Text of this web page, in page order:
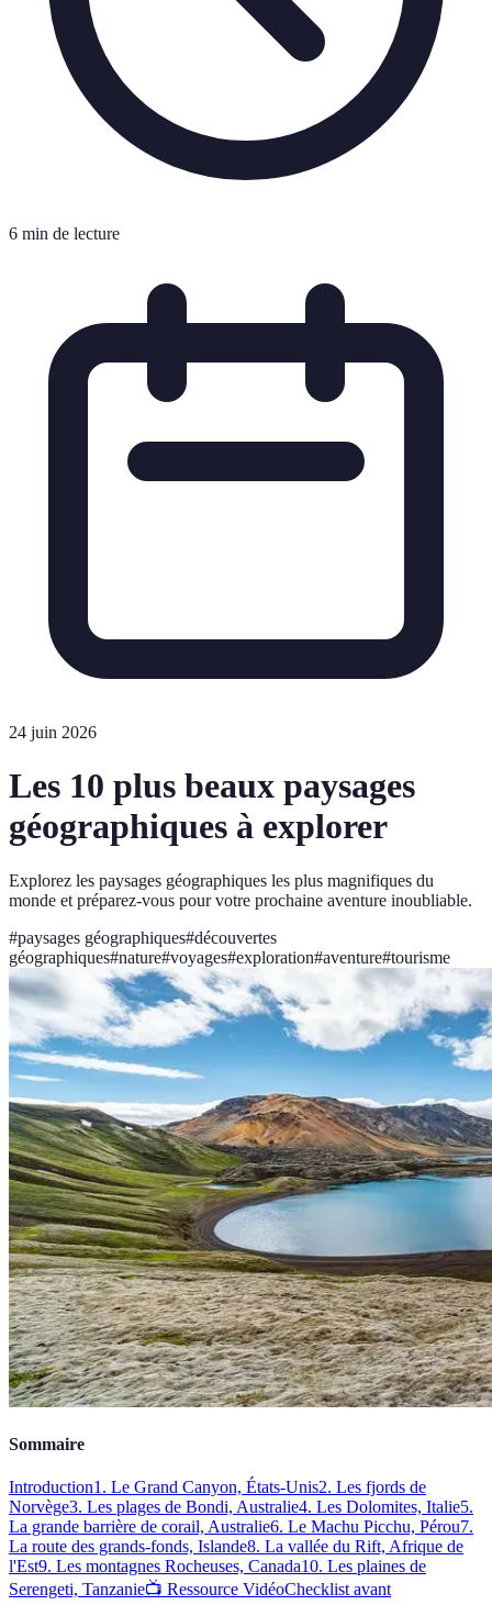
6 min de lecture
24 juin 2026
Les 10 plus beaux paysages
géographiques à explorer
Explorez les paysages géographiques les plus magnifiques du
monde et préparez-vous pour votre prochaine aventure inoubliable.
#paysages géographiques#découvertes
géographiques#nature#voyages#exploration#aventure#tourisme
Sommaire
Introduction1. Le Grand Canyon, États-Unis2. Les fjords de
Norvège3. Les plages de Bondi, Australie4. Les Dolomites, Italie5.
La grande barrière de corail, Australie6. Le Machu Picchu, Pérou7.
La route des grands-fonds, Islande8. La vallée du Rift, Afrique de
l'Est9. Les montagnes Rocheuses, Canada10. Les plaines de
Serengeti, Tanzanie📺 Ressource VidéoChecklist avant